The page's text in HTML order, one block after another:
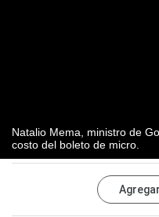
Natalio Mema, ministro de
costo del boleto de micro.